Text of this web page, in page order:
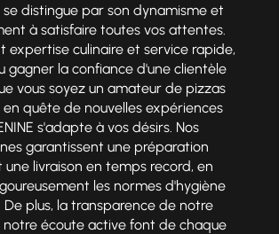
distingue par son dynamisme et
à satisfaire toutes vos attentes.
expertise culinaire et service rapide,
gagner la confiance d'une clientèle
vous soyez un amateur de pizzas
en quête de nouvelles expériences
s'adapte à vos désirs. Nos
garantissent une préparation
une livraison en temps record, en
les normes d'hygiène
plus, la transparence de notre
écoute active font de chaque